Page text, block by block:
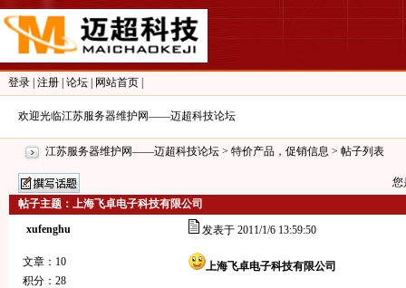
登录 注册 论坛 网站首页
欢迎光临江苏服务器维护网——迈超科技论坛
江苏服务器维护网——迈超科技论坛 > 特价产品，促销信息 > 帖子列表
您
帖子主题：上海飞卓电子科技有限公司
xufenghu
文章：10
积分：28
发表于 2011/1/6 13:59:50
上海飞卓电子科技有限公司